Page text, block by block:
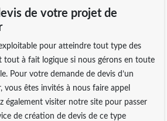
de votre projet de
pour atteindre tout type des
tout à fait logique si nous gérons en toute
Pour votre demande de devis d’un
êtes invités à nous faire appel
également visiter notre site pour passer
de création de devis de ce type